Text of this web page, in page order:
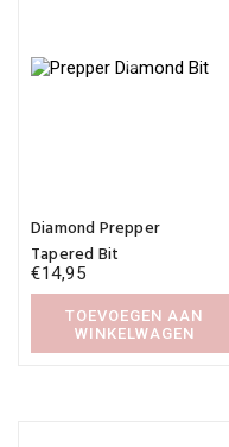
Diamond Prepper
Tapered Bit
€14,95
TOEVOEGEN AAN
WINKELWAGEN